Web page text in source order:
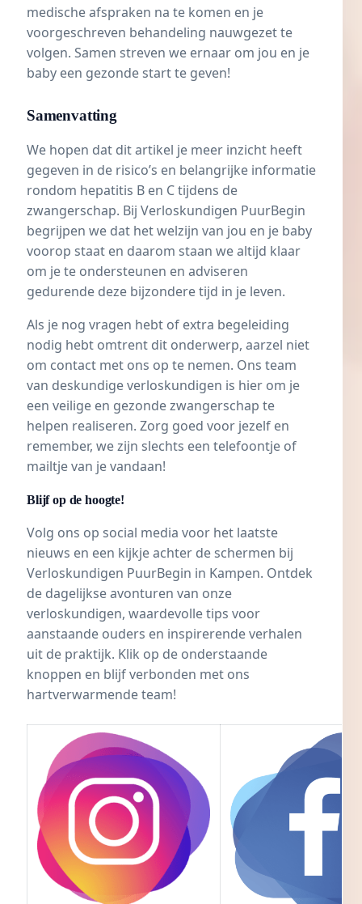
medische afspraken na te komen en je
voorgeschreven behandeling nauwgezet te
volgen. Samen streven we ernaar om jou en je
baby een gezonde start te geven!
Samenvatting
We hopen dat dit artikel je meer inzicht heeft
gegeven in de risico’s en belangrijke informatie
rondom hepatitis B en C tijdens de
zwangerschap. Bij Verloskundigen PuurBegin
begrijpen we dat het welzijn van jou en je baby
voorop staat en daarom staan we altijd klaar
om je te ondersteunen en adviseren
gedurende deze bijzondere tijd in je leven.
Als je nog vragen hebt of extra begeleiding
nodig hebt omtrent dit onderwerp, aarzel niet
om contact met ons op te nemen. Ons team
van deskundige verloskundigen is hier om je
een veilige en gezonde zwangerschap te
helpen realiseren. Zorg goed voor jezelf en
remember, we zijn slechts een telefoontje of
mailtje van je vandaan!
Blijf op de hoogte!
Volg ons op social media voor het laatste
nieuws en een kijkje achter de schermen bij
Verloskundigen PuurBegin in Kampen. Ontdek
de dagelijkse avonturen van onze
verloskundigen, waardevolle tips voor
aanstaande ouders en inspirerende verhalen
uit de praktijk. Klik op de onderstaande
knoppen en blijf verbonden met ons
hartverwarmende team!